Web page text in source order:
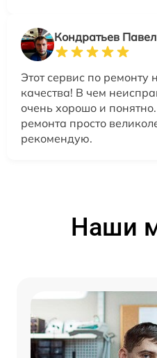
Кондратьев Павел
Этот сервис по ремонту
качества! В чем
очень хорошо и
ремонта просто
рекомендую.
Наши